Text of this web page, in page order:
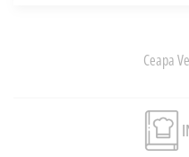
Ceapa